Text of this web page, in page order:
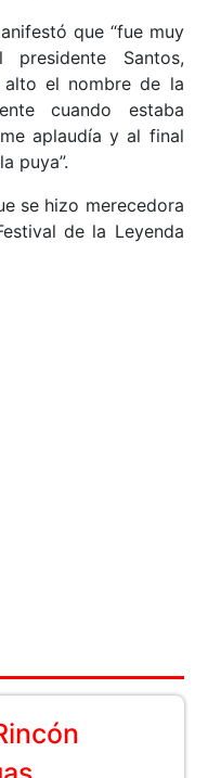
que “fue muy
Santos,
el nombre de la
cuando estaba
aplaudía y al final
puya”.
se hizo merecedora
de la Leyenda